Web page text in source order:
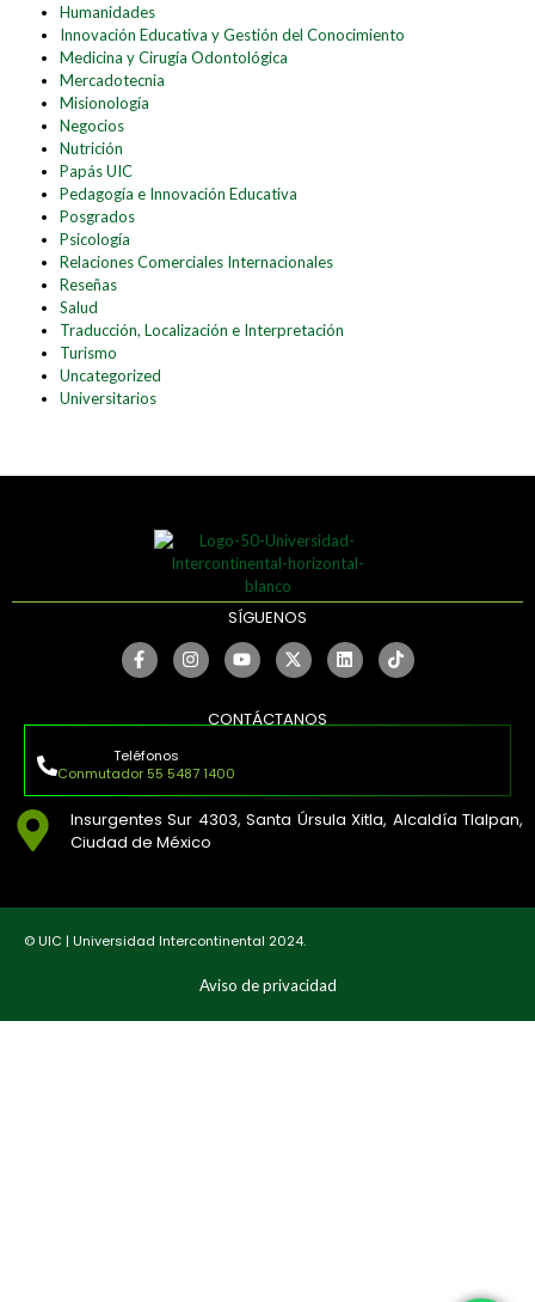
Humanidades
Innovación Educativa y Gestión del Conocimiento
Medicina y Cirugía Odontológica
Mercadotecnia
Misionología
Negocios
Nutrición
Papás UIC
Pedagogía e Innovación Educativa
Posgrados
Psicología
Relaciones Comerciales Internacionales
Reseñas
Salud
Traducción, Localización e Interpretación
Turismo
Uncategorized
Universitarios
SÍGUENOS
CONTÁCTANOS
Teléfonos
Conmutador 55 5487 1400
Insurgentes Sur 4303, Santa Úrsula Xitla, Alcaldía Tlalpan,
Ciudad de México
© UIC | Universidad Intercontinental 2024.
Aviso de privacidad